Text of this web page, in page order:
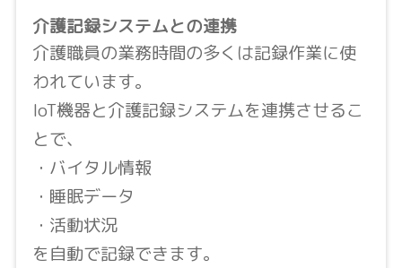
介護記録システムとの連携
介護職員の業務時間の多くは記録作業に使
われています。
IoT機器と介護記録システムを連携させるこ
とで、
・バイタル情報
・睡眠データ
・活動状況
を自動で記録できます。